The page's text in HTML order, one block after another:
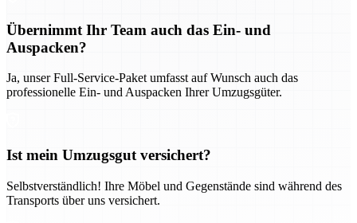
Übernimmt Ihr Team auch das Ein- und
Auspacken?
Ja, unser Full-Service-Paket umfasst auf Wunsch auch das
professionelle Ein- und Auspacken Ihrer Umzugsgüter.
Ist mein Umzugsgut versichert?
Selbstverständlich! Ihre Möbel und Gegenstände sind während des
Transports über uns versichert.